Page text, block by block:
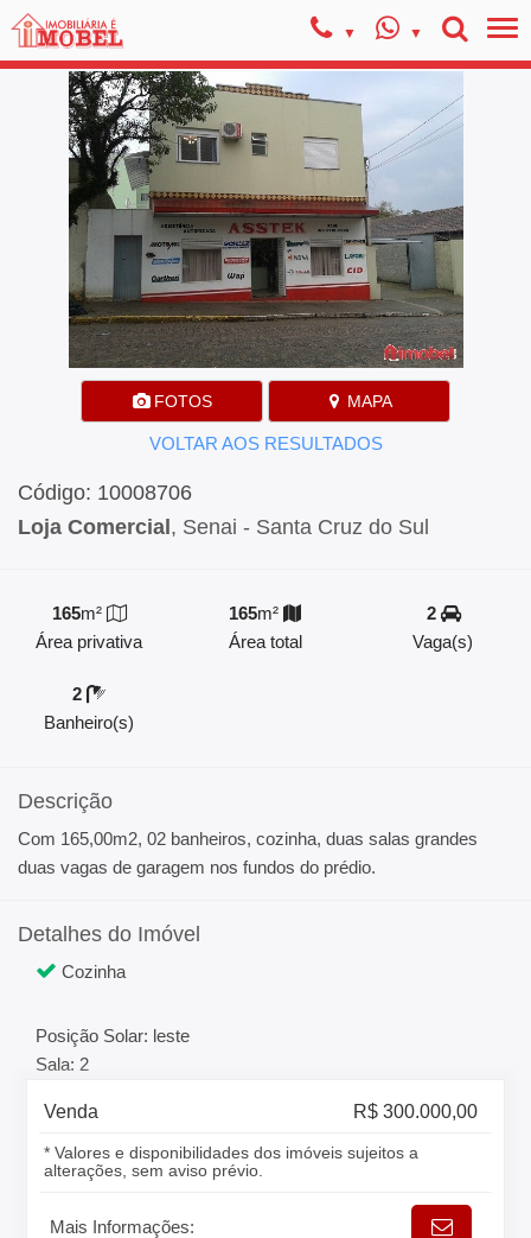
FOTOS MAPA
VOLTAR AOS RESULTADOS
Código: 10008706
Loja Comercial , Senai - Santa Cruz do Sul
165m²
Área privativa
165m²
Área total
2
Vaga(s)
2
Banheiro(s)
Descrição
Com 165,00m2, 02 banheiros, cozinha, duas salas grandes
duas vagas de garagem nos fundos do prédio.
Detalhes do Imóvel
Cozinha
Posição Solar: leste
Sala: 2
Venda R$ 300.000,00
* Valores e disponibilidades dos imóveis sujeitos a
alterações, sem aviso prévio.
Mais Informações: